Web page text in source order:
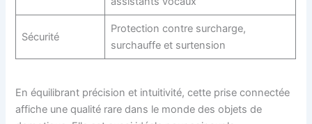
Sécurité
Protection contre surcharge,
surchauffe et surtension
En équilibrant précision et intuitivité, cette prise connectée
affiche une qualité rare dans le monde des objets de